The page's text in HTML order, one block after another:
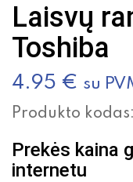
Laisvų
Toshiba
4.95 € su
Produkto kodas:
Prekės kaina
internetu